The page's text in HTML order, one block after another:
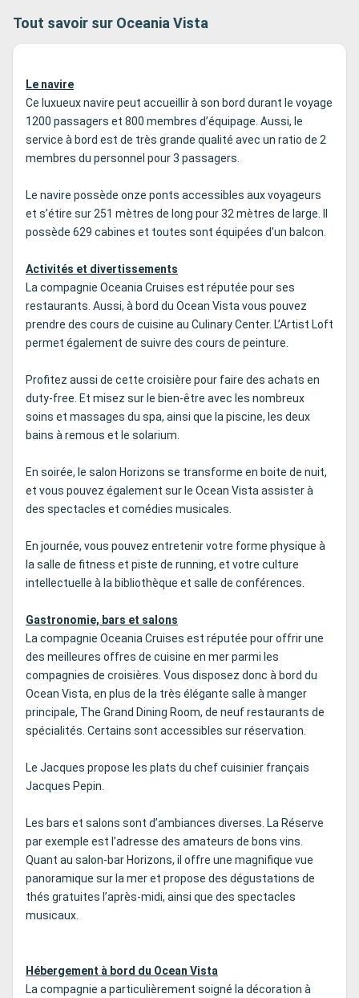
Tout savoir sur Oceania Vista
Le navire
Ce luxueux navire peut accueillir à son bord durant le voyage
1200 passagers et 800 membres d’équipage. Aussi, le
service à bord est de très grande qualité avec un ratio de 2
membres du personnel pour 3 passagers.
Le navire possède onze ponts accessibles aux voyageurs
et s’étire sur 251 mètres de long pour 32 mètres de large. Il
possède 629 cabines et toutes sont équipées d'un balcon.
Activités et divertissements
La compagnie Oceania Cruises est réputée pour ses
restaurants. Aussi, à bord du Ocean Vista vous pouvez
prendre des cours de cuisine au Culinary Center. L’Artist Loft
permet également de suivre des cours de peinture.
Profitez aussi de cette croisière pour faire des achats en
duty-free. Et misez sur le bien-être avec les nombreux
soins et massages du spa, ainsi que la piscine, les deux
bains à remous et le solarium.
En soirée, le salon Horizons se transforme en boite de nuit,
et vous pouvez également sur le Ocean Vista assister à
des spectacles et comédies musicales.
En journée, vous pouvez entretenir votre forme physique à
la salle de fitness et piste de running, et votre culture
intellectuelle à la bibliothèque et salle de conférences.
Gastronomie, bars et salons
La compagnie Oceania Cruises est réputée pour offrir une
des meilleures offres de cuisine en mer parmi les
compagnies de croisières. Vous disposez donc à bord du
Ocean Vista, en plus de la très élégante salle à manger
principale, The Grand Dining Room, de neuf restaurants de
spécialités. Certains sont accessibles sur réservation.
Le Jacques propose les plats du chef cuisinier français
Jacques Pepin.
Les bars et salons sont d’ambiances diverses. La Réserve
par exemple est l’adresse des amateurs de bons vins.
Quant au salon-bar Horizons, il offre une magnifique vue
panoramique sur la mer et propose des dégustations de
thés gratuites l’après-midi, ainsi que des spectacles
musicaux.
Hébergement à bord du Ocean Vista
La compagnie a particulièrement soigné la décoration à